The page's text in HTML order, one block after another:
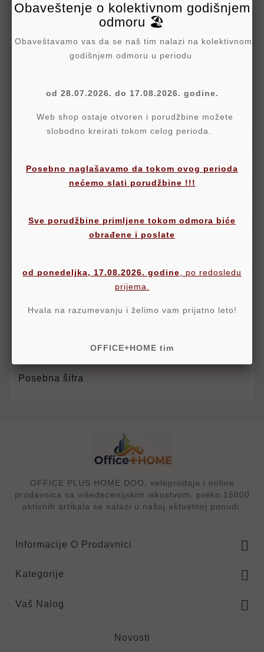
Politika Povraćaja
Detalji
Šifra
04PF04K
Posebna šifra
OFFICE PLUS HOME DOO, veleprodaja i online
prodavnica sa višedecenijskim iskustvom. preko 15000
aktivnih artikala se nalazi u našoj aktuelnoj ponudi.
Informacije O Prodavnici 
Kategorije 
Vaš Nalog 
Novosti
Obaveštenje o kolektivnom godišnjem
odmoru 🏖️
Obaveštavamo vas da se naš tim nalazi na kolektivnom
godišnjem odmoru u periodu
od 28.07.2026. do 17.08.2026. godine.
Web shop ostaje otvoren i porudžbine možete
slobodno kreirati tokom celog perioda.
Posebno naglašavamo da tokom ovog perioda
nećemo slati porudžbine !!!
Sve porudžbine primljene tokom odmora biće
obrađene i poslate
od ponedeljka, 17.08.2026. godine , po redosledu
prijema.
Hvala na razumevanju i želimo vam prijatno leto!
OFFICE+HOME tim